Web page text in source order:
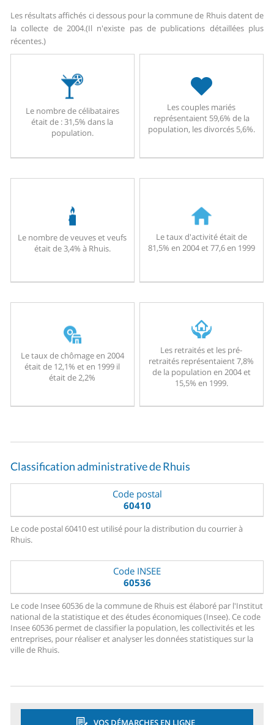
Les résultats affichés ci dessous pour la commune de Rhuis datent de
la collecte de 2004.(Il n'existe pas de publications détaillées plus
récentes.)
Le nombre de célibataires
était de : 31,5% dans la
population.
Les couples mariés
représentaient 59,6% de la
population, les divorcés 5,6%.
Le nombre de veuves et veufs
était de 3,4% à Rhuis.
Le taux d'activité était de
81,5% en 2004 et 77,6 en 1999
Le taux de chômage en 2004
était de 12,1% et en 1999 il
était de 2,2%
Les retraités et les pré-
retraités représentaient 7,8%
de la population en 2004 et
15,5% en 1999.
Classification administrative de Rhuis
Code postal
60410
Le code postal 60410 est utilisé pour la distribution du courrier à
Rhuis.
Code INSEE
60536
Le code Insee 60536 de la commune de Rhuis est élaboré par l'Institut
national de la statistique et des études économiques (Insee). Ce code
Insee 60536 permet de classifier la population, les collectivités et les
entreprises, pour réaliser et analyser les données statistiques sur la
ville de Rhuis.
VOS DÉMARCHES EN LIGNE